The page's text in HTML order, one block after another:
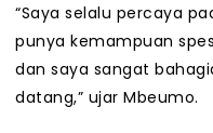
“Saya selalu percaya
punya kemampuan
dan saya sangat
datang,” ujar Mbeumo.